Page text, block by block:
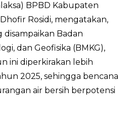
BPBD Kabupaten
Rosidi, mengatakan,
disampaikan Badan
dan Geofisika (BMKG),
ini diperkirakan lebih
2025, sehingga bencana
air bersih berpotensi